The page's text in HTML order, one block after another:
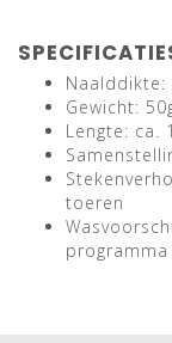
Naalddikte:
Gewicht:
Lengte: ca.
toeren
programma